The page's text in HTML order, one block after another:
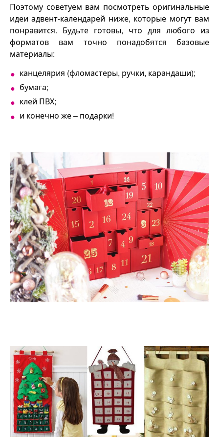
Поэтому советуем вам посмотреть оригинальные
идеи адвент-календарей ниже, которые могут вам
понравится. Будьте готовы, что для любого из
форматов вам точно понадобятся базовые
материалы:
канцелярия (фломастеры, ручки, карандаши);
бумага;
клей ПВХ;
и конечно же – подарки!